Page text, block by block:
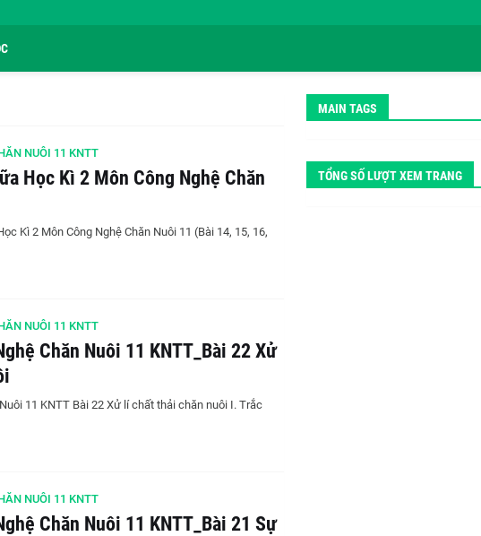
NUÔI 11 KNTT
Học Kì 2 Môn Công Nghệ Chăn
Kì 2 Môn Công Nghệ Chăn Nuôi 11 (Bài 14, 15, 16,
NUÔI 11 KNTT
Chăn Nuôi 11 KNTT_Bài 22 Xử
11 KNTT Bài 22 Xử lí chất thải chăn nuôi I. Trắc
NUÔI 11 KNTT
Chăn Nuôi 11 KNTT_Bài 21 Sự
MAIN TAGS
TỔNG SỐ LƯỢT XEM TRANG